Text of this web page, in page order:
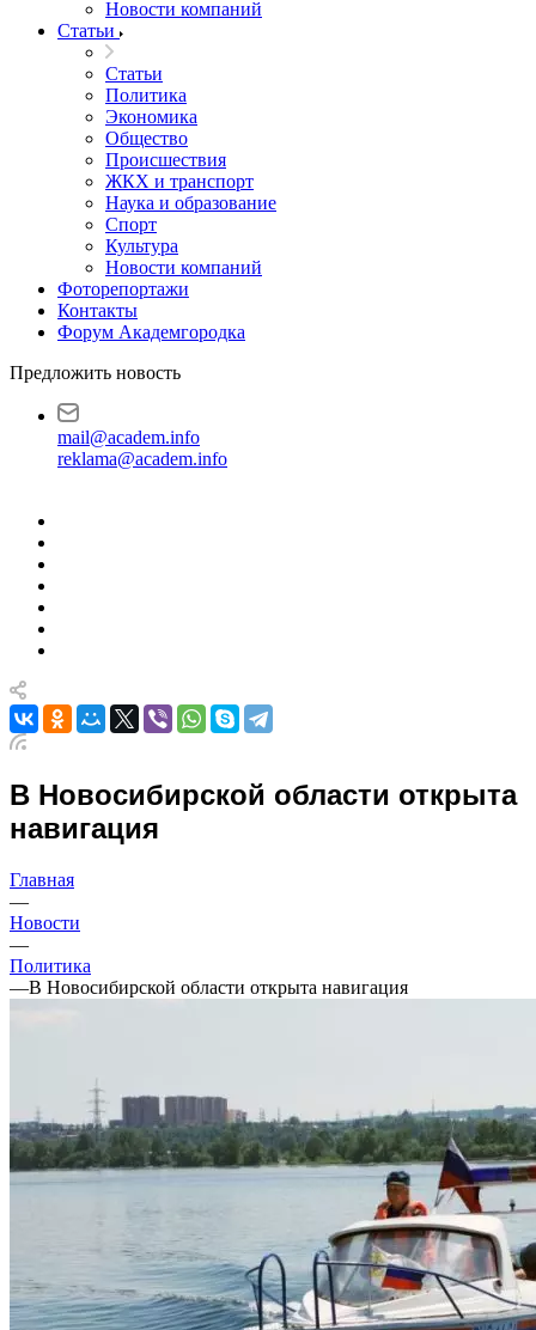
Новости компаний
Статьи
Статьи
Политика
Экономика
Общество
Происшествия
ЖКХ и транспорт
Наука и образование
Спорт
Культура
Новости компаний
Фоторепортажи
Контакты
Форум Академгородка
Предложить новость
mail@academ.info
reklama@academ.info
В Новосибирской области открыта
навигация
Главная
—
Новости
—
Политика
—В Новосибирской области открыта навигация